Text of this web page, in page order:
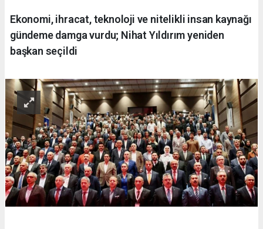
Ekonomi, ihracat, teknoloji ve nitelikli insan kaynağı
gündeme damga vurdu; Nihat Yıldırım yeniden
başkan seçildi